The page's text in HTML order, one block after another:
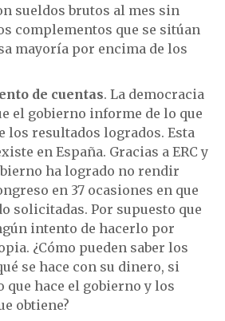
sueldos brutos al mes sin
complementos que se sitúan
mayoría por encima de los
de cuentas. La democracia
el gobierno informe de lo que
los resultados logrados. Esta
en España. Gracias a ERC y
ha logrado no rendir
en 37 ocasiones en que
solicitadas. Por supuesto que
intento de hacerlo por
¿Cómo pueden saber los
se hace con su dinero, si
que hace el gobierno y los
obtiene?